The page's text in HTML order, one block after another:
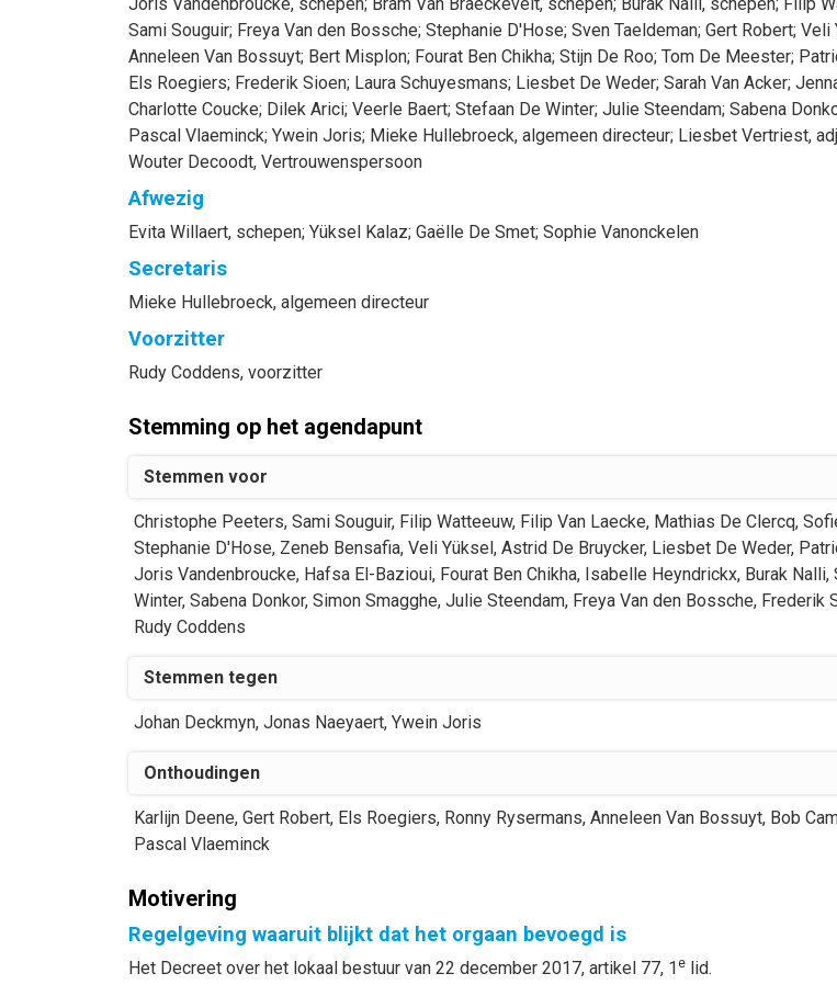
Sami Souguir; Freya Van den Bossche; Stephanie D'Hose; Sven Taeldeman; Gert Robert; Veli
Anneleen Van Bossuyt; Bert Misplon; Fourat Ben Chikha; Stijn De Roo; Tom De Meester;
Els Roegiers; Frederik Sioen; Laura Schuyesmans; Liesbet De Weder; Sarah Van Acker;
Charlotte Coucke; Dilek Arici; Veerle Baert; Stefaan De Winter; Julie Steendam; Sabena
Pascal Vlaeminck; Ywein Joris; Mieke Hullebroeck, algemeen directeur; Liesbet Vertriest,
Wouter Decoodt, Vertrouwenspersoon
Afwezig
Evita Willaert, schepen; Yüksel Kalaz; Gaëlle De Smet; Sophie Vanonckelen
Secretaris
Mieke Hullebroeck, algemeen directeur
Voorzitter
Rudy Coddens, voorzitter
Stemming op het agendapunt
Stemmen voor
Christophe Peeters, Sami Souguir, Filip Watteeuw, Filip Van Laecke, Mathias De Clercq,
Stephanie D'Hose, Zeneb Bensafia, Veli Yüksel, Astrid De Bruycker, Liesbet De Weder,
Joris Vandenbroucke, Hafsa El-Bazioui, Fourat Ben Chikha, Isabelle Heyndrickx, Burak Nalli,
Winter, Sabena Donkor, Simon Smagghe, Julie Steendam, Freya Van den Bossche, Frederik
Rudy Coddens
Stemmen tegen
Johan Deckmyn, Jonas Naeyaert, Ywein Joris
Onthoudingen
Karlijn Deene, Gert Robert, Els Roegiers, Ronny Rysermans, Anneleen Van Bossuyt, Bob
Pascal Vlaeminck
Motivering
Regelgeving waaruit blijkt dat het orgaan bevoegd is
Het Decreet over het lokaal bestuur van 22 december 2017, artikel 77, 1 e lid.